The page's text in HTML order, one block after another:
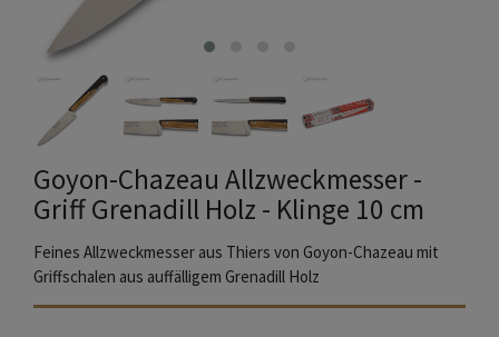
Goyon-Chazeau Allzweckmesser -
Griff Grenadill Holz - Klinge 10 cm
Feines Allzweckmesser aus Thiers von Goyon-Chazeau mit
Griffschalen aus auffälligem Grenadill Holz